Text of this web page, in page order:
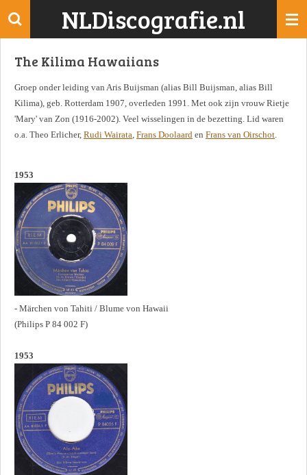
Ga
de
NLDiscografie.nl
The Kilima Hawaiians
Groep onder leiding van Aris Buijsman (alias Bill Buijsman, alias Bill
Kilima), geb. Rotterdam 1907, overleden 1991. Met ook zijn vrouw Rietje
'Mary' van Zon (1916-2002). Veel wisselingen in de bezetting. Lid waren
o.a. Theo Erlicher, Rudi Wairata, Frans Doolaard en Frans van Oirschot.
1953
- Märchen von Tahiti / Blume von Hawaii
(Philips P 84 002 F)
1953